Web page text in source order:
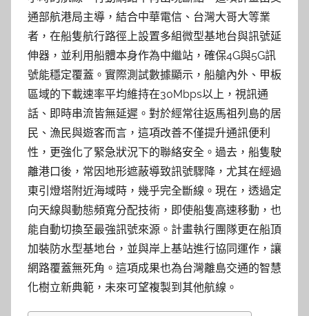
通部航港局主導，結合中華電信、台灣大哥大等業
者，在船隻航行路徑上設置多組微型基地台與訊號延
伸器，並利用船體本身作為中繼站，確保4G與5G訊
號能穩定覆蓋。實際測試數據顯示，船艙內外、甲板
區域的下載速率平均維持在30Mbps以上，視訊通
話、即時串流皆無延遲。對於經常往返馬祖列島的居
民、漁民與遊客而言，這項改善不僅提升通訊便利
性，更強化了緊急狀況下的聯絡安全。過去，船隻駛
離港口後，常因地形遮蔽導致訊號驟降，尤其在經過
東引燈塔附近海域時，幾乎完全斷線。現在，透過定
向天線與動態頻寬分配技術，即使船隻高速移動，也
能自動切換至最強訊號來源。計畫執行團隊更在船頂
加裝防水型基地台，並與岸上基站進行協同運作，讓
網路覆蓋無死角。這項成果也為台灣離島交通的智慧
化樹立新典範，未來可望複製到其他航線。